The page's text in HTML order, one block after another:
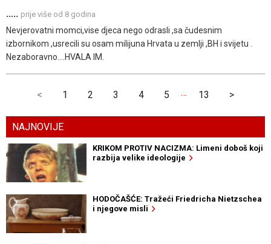
..... prije više od 8 godina
Nevjerovatni momci,vise djeca nego odrasli ,sa čudesnim
izbornikom ,usrecili su osam milijuna Hrvata u zemlji ,BH i svijetu .
Nezaboravno....HVALA IM.
< 1 2 3 4 5 … 13 >
NAJNOVIJE
KRIKOM PROTIV NACIZMA: Limeni doboš koji
razbija velike ideologije
HODOČAŠĆE: Tražeći Friedricha Nietzschea
i njegove misli